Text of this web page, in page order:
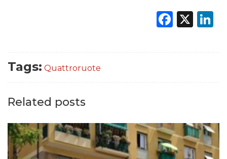
X
Tags: Quattroruote
Related posts